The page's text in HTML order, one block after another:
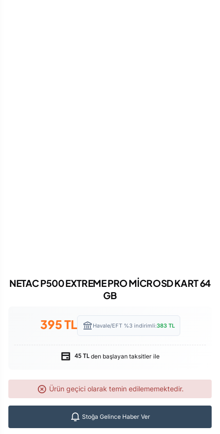
NETAC P500 EXTREME PRO MİCROSD KART 64
GB
395TL Havale/EFT %3 indirimli:383TL
45 TL den başlayan taksitler ile
Ürün geçici olarak temin edilememektedir.
Stoğa Gelince Haber Ver